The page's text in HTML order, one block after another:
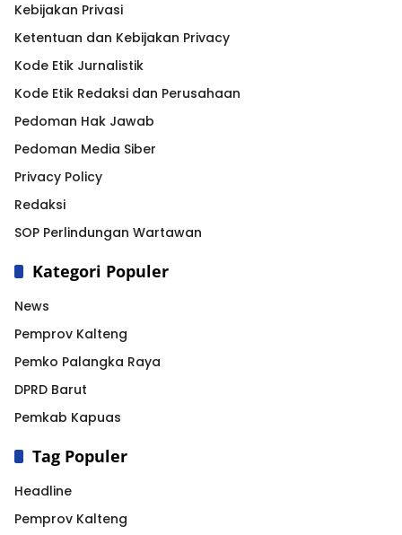
Kebijakan Privasi
Ketentuan dan Kebijakan Privacy
Kode Etik Jurnalistik
Kode Etik Redaksi dan Perusahaan
Pedoman Hak Jawab
Pedoman Media Siber
Privacy Policy
Redaksi
SOP Perlindungan Wartawan
Kategori Populer
News
Pemprov Kalteng
Pemko Palangka Raya
DPRD Barut
Pemkab Kapuas
Tag Populer
Headline
Pemprov Kalteng